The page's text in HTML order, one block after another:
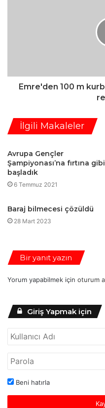
Emre'den 100 m
İlgili Makaleler
Avrupa Gençler
Şampiyonası’na fırtına gibi
başladık
6 Temmuz 2021
Baraj bilmecesi çözüldü
28 Mart 2023
Bir yanıt yazın
Yorum yapabilmek için oturum
Giriş Yapmak için
Beni hatırla